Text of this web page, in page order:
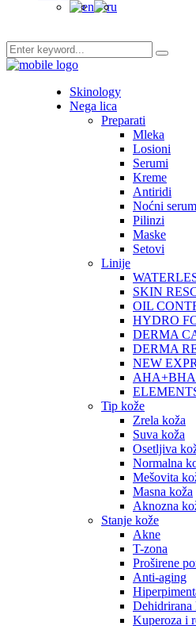
Skinology
Nega lica
Preparati
Mleka
Losioni
Serumi
Kreme
Antiridi
Noćni
Pilinzi
Maske
Setovi
Linije
SKIN
OIL
HYDRO
DERMA
DERMA
NEW
AHA+BHA
Tip kože
Zrela koža
Suva koža
Osetljiva
Normalna
Mešovita
Masna koža
Aknozna
Stanje kože
Akne
T-zona
Proširene
Anti-aging
Dehidrirana
Kuperoza i